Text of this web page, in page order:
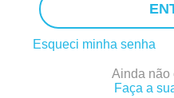
Esqueci minha senha
Ainda não
Faça a